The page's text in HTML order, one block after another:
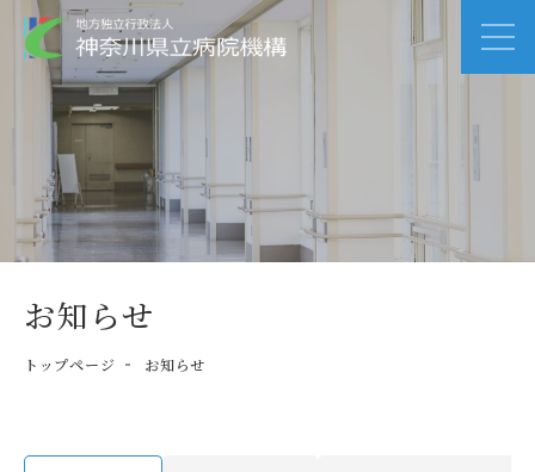
お知らせ
トップページ お知らせ